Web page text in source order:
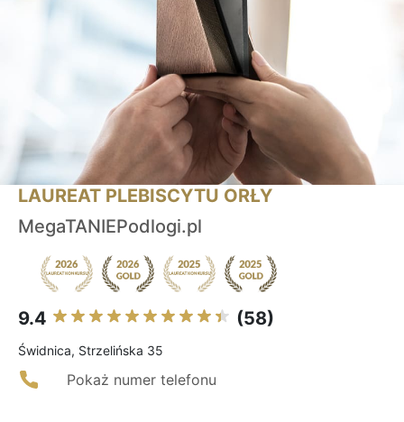
LAUREAT PLEBISCYTU ORŁY
MegaTANIEPodlogi.pl
9.4 (58)
Świdnica, Strzelińska 35
Pokaż numer telefonu